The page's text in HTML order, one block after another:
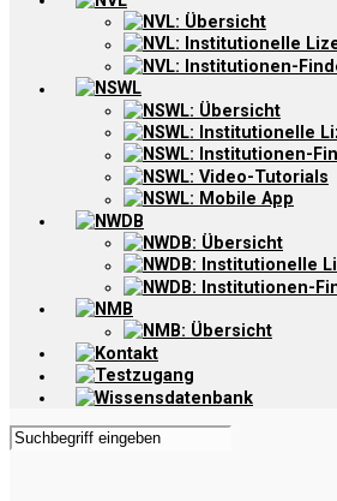
NVL: Übersicht
NVL: Institutionelle
NVL: Institutionen-
NSWL
NSWL: Übersicht
NSWL: Institutionelle
NSWL: Institutionen-
NSWL: Video-Tutorials
NSWL: Mobile App
NWDB
NWDB: Übersicht
NWDB: Institutionelle
NWDB: Institutionen-
NMB
NMB: Übersicht
Kontakt
Testzugang
Wissensdatenbank